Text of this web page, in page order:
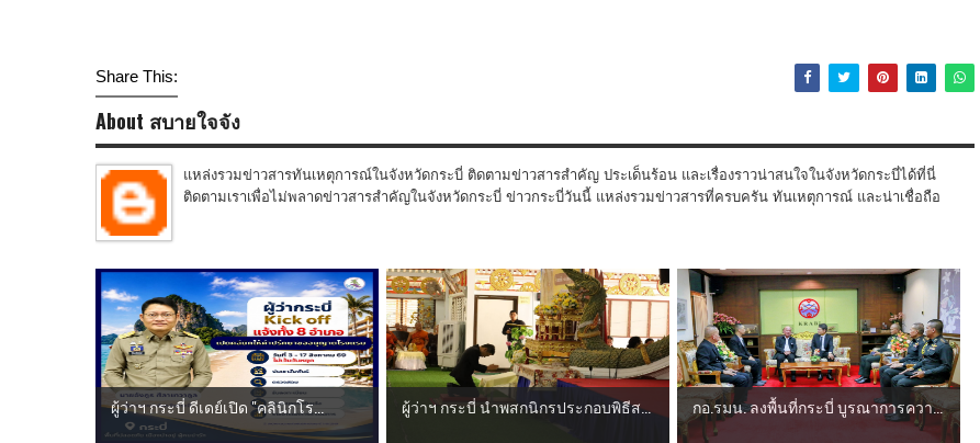
Share This:
About สบายใจจัง
แหล่งรวมข่าวสารทันเหตุการณ์ในจังหวัดกระบี่ ติดตามข่าวสารสำคัญ ประเด็นร้อน และเรื่องราวน่าสนใจในจังหวัดกระบี่ได้ที่นี่
ติดตามเราเพื่อไม่พลาดข่าวสารสำคัญในจังหวัดกระบี่ ข่าวกระบี่วันนี้ แหล่งรวมข่าวสารที่ครบครัน ทันเหตุการณ์ และน่าเชื่อถือ
ผู้ว่าฯ กระบี่ ดีเดย์เปิด "คลินิกโร... ผู้ว่าฯ กระบี่ นำพสกนิกรประกอบพิธีส... กอ.รมน. ลงพื้นที่กระบี่ บูรณาการควา...